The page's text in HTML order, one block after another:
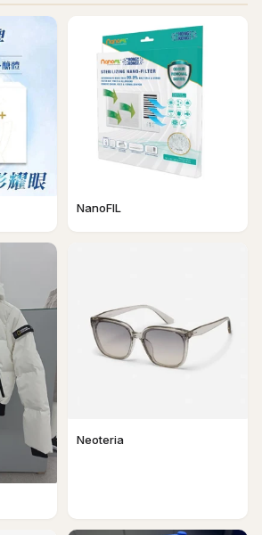
NanoFIL
Neoteria